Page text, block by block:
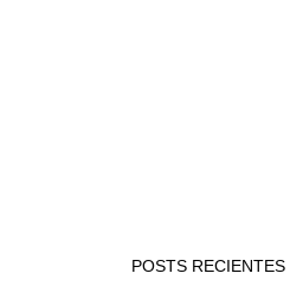
POSTS RECIENTES